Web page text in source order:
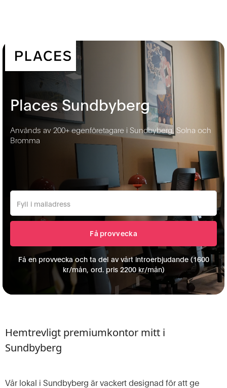
Places Sundbyberg
Används av 200+ egenföretagare i Sundbyberg, Solna och
Bromma
Få en provvecka och ta del av vårt introerbjudande (1600
kr/mån, ord. pris 2200 kr/mån)
Hemtrevligt premiumkontor mitt i
Sundbyberg
Vår lokal i Sundbyberg är vackert designad för att ge